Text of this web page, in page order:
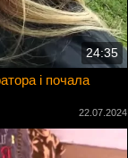
24:35
і почала
22.07.2024